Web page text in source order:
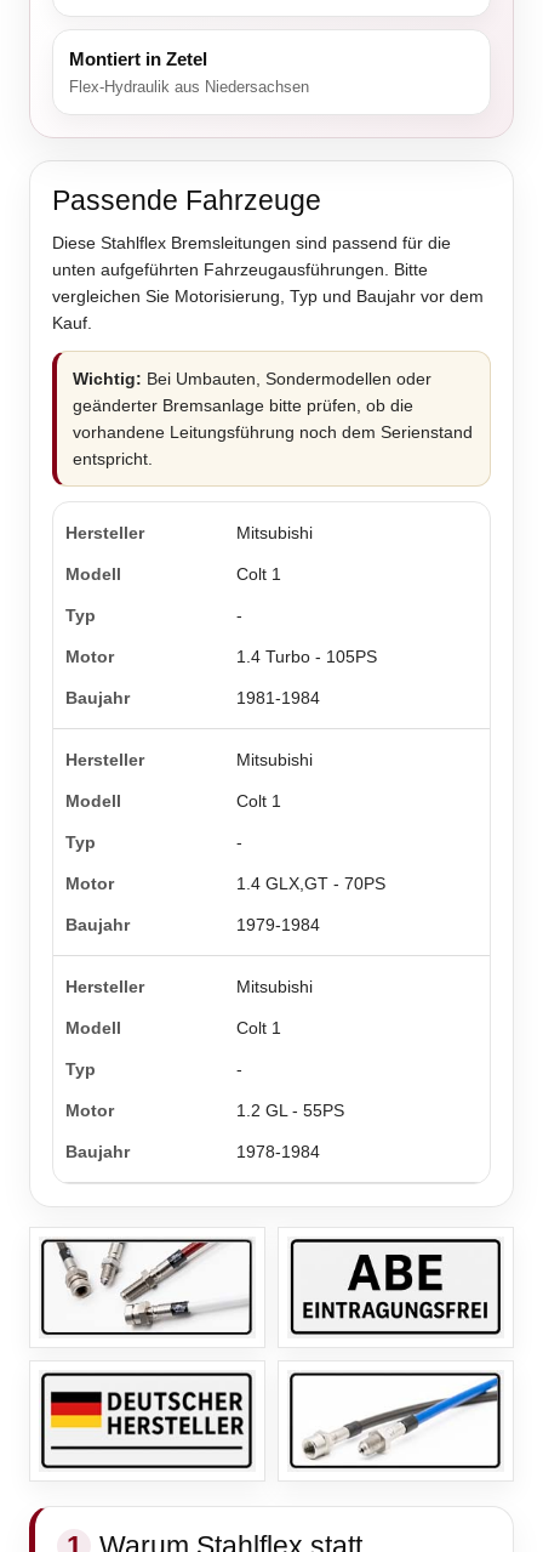
Montiert in Zetel
Flex-Hydraulik aus Niedersachsen
Passende Fahrzeuge
Diese Stahlflex Bremsleitungen sind passend für die
unten aufgeführten Fahrzeugausführungen. Bitte
vergleichen Sie Motorisierung, Typ und Baujahr vor dem
Kauf.
Wichtig: Bei Umbauten, Sondermodellen oder
geänderter Bremsanlage bitte prüfen, ob die
vorhandene Leitungsführung noch dem Serienstand
entspricht.
Mitsubishi
Colt 1
-
1.4 Turbo - 105PS
1981-1984
Mitsubishi
Colt 1
-
1.4 GLX,GT - 70PS
1979-1984
Mitsubishi
Colt 1
-
1.2 GL - 55PS
1978-1984